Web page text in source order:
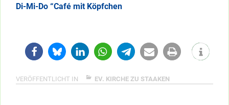
Di-Mi-Do “Café mit Köpfchen
VERÖFFENTLICHT IN EV. KIRCHE ZU STAAKEN